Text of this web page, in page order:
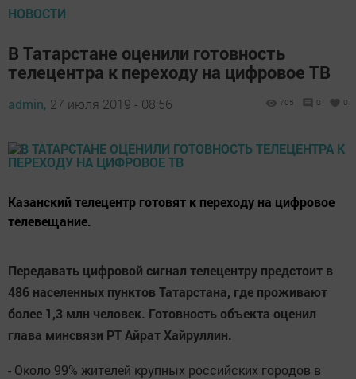
НОВОСТИ
В Татарстане оценили готовность
телецентра к переходу на цифровое ТВ
admin, 27 июля 2019 - 08:56 705 0 0
Казанский телецентр готовят к переходу на цифровое
телевещание.
Передавать цифровой сигнал телецентру предстоит в
486 населенных пунктов Татарстана, где проживают
более 1,3 млн человек. Готовность объекта оценил
глава минсвязи РТ Айрат Хайруллин.
- Около 99% жителей крупных российских городов в